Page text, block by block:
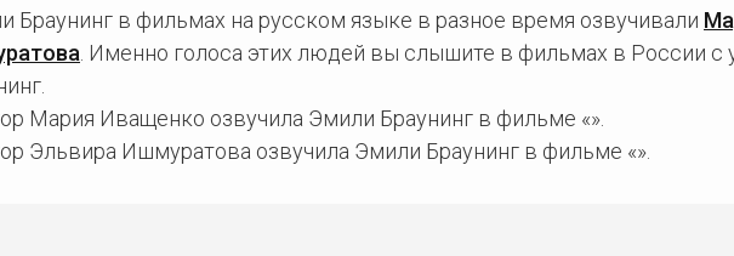
Браунинг в фильмах на русском языке в разное время озвучивали
. Именно голоса этих людей вы слышите в фильмах в России
Мария Иващенко озвучила Эмили Браунинг в фильме «».
Эльвира Ишмуратова озвучила Эмили Браунинг в фильме «».